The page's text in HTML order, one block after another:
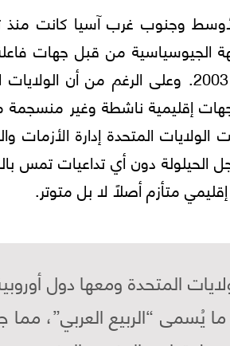
وجنوب غرب آسيا كانت منذ
الجيوسياسية من قبل جهات
أعقبت الغزو الأمريكي للعراق 2003. وعلى
جهات إقليمية ناشطة وغير
الولايات المتحدة إدارة
الحيلولة دون أي تداعيات تمس
متأزم أصلاً لا بل متوتر.
المتحدة ومعها دول
يُسمى “الربيع العربي”، مما